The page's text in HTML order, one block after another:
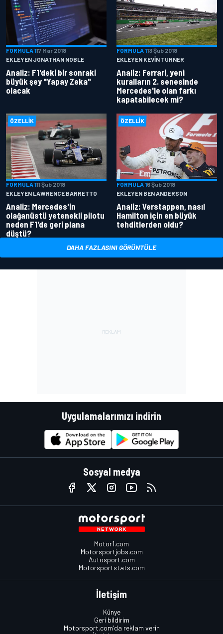
FORMULA 117 Mar 2018
EKLEYEN JONATHAN NOBLE
Analiz: F1'deki bir sonraki
büyük şey "Yapay Zeka"
olacak
FORMULA 113 Şub 2018
EKLEYEN KEVIN TURNER
Analiz: Ferrari, yeni
kuralların 2. senesinde
Mercedes'le olan farkı
kapatabilecek mi?
ÖZELLIK
FORMULA 111 Şub 2018
EKLEYEN LAWRENCE BARRETTO
Analiz: Mercedes'in
olağanüstü yetenekli pilotu
neden F1'de geri plana
düştü?
ÖZELLIK
FORMULA 16 Şub 2018
EKLEYEN BEN ANDERSON
Analiz: Verstappen, nasıl
Hamilton için en büyük
tehditlerden oldu?
DAHA FAZLASINI GÖRÜNTÜLE
Uygulamalarımızı indirin
Sosyal medya
Motor1.com
Motorsportjobs.com
Autosport.com
Motorsportstats.com
İletişim
Künye
Geri bildirim
Motorsport.com'da reklam verin